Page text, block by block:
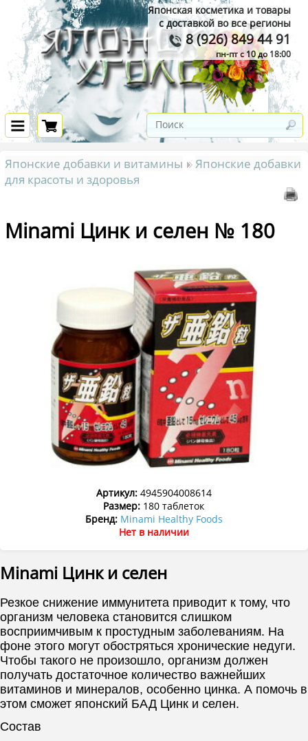
Японская косметика и товары
с доставкой во все регионы
8 (926) 849 44 91
пн-пт с 10 до 18:00
Японские добавки и витамины
Японские добавки
для красоты и здоровья
Minami Цинк и селен № 180
Артикул:4945904008614
Размер: 180 таблеток
Бренд: Minami Healthy Foods
Нет в наличии
Minami Цинк и селен
Резкое снижение иммунитета приводит к тому, что
организм человека становится слишком
восприимчивым к простудным заболеваниям. На
фоне этого могут обостряться хронические недуги.
Чтобы такого не произошло, организм должен
получать достаточное количество важнейших
витаминов и минералов, особенно цинка. А помочь в
этом сможет японский БАД Цинк и селен.
Состав